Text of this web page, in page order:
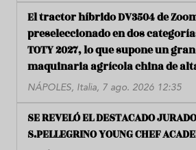
El tractor híbrido DV3504 de
preseleccionado en dos
TOTY 2027, lo que supone un
maquinaria agrícola china de
NÁPOLES, Italia, 7 ago. 2026 12:35
SE REVELÓ EL DESTACADO
S.PELLEGRINO YOUNG CHEF